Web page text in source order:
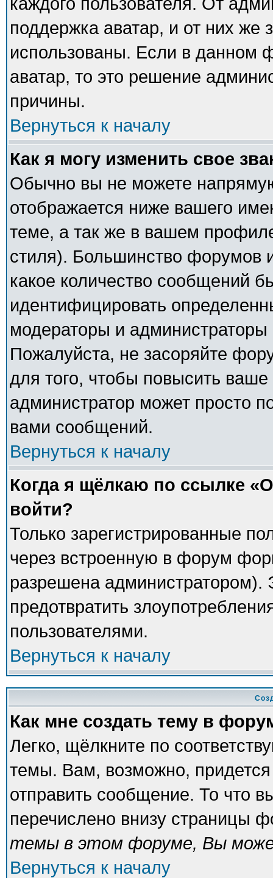
поддержка аватар, и от них же
использованы. Если в данном
аватар, то это решение
причины.
Вернуться к началу
Как я могу изменить свое
Обычно вы не можете
отображается ниже вашего
теме, а так же в вашем
стиля). Большинство форумов
какое количество сообщений
идентифицировать
модераторы и
Пожалуйста, не засоряйте
для того, чтобы повысить
администратор может просто
вами сообщений.
Вернуться к началу
Когда я щёлкаю по ссылке
войти?
Только зарегистрированные
через встроенную в форум
разрешена администратором).
предотвратить
пользователями.
Вернуться к началу
Как мне создать тему в
Легко, щёлкните по
темы. Вам, возможно, придется
отправить сообщение. То что
перечислено внизу страницы
темы в этом форуме, Вы
Вернуться к началу